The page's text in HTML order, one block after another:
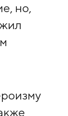
но,